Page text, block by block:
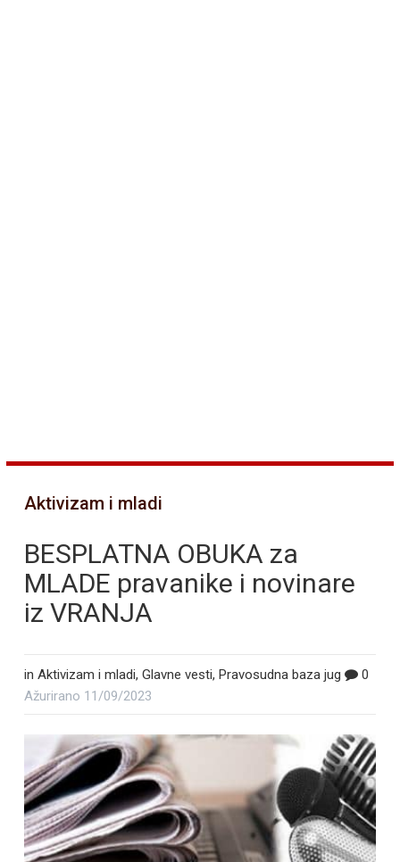
Aktivizam i mladi
BESPLATNA OBUKA za
MLADE pravanike i novinare
iz VRANJA
in Aktivizam i mladi, Glavne vesti, Pravosudna baza jug
0
Ažurirano 11/09/2023